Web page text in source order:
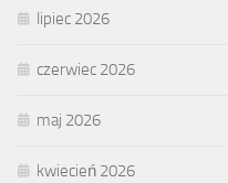
lipiec 2026
czerwiec 2026
maj 2026
kwiecień 2026